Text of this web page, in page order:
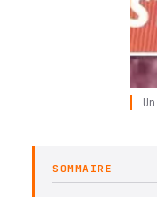
SOMMAIRE